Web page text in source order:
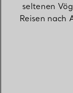
seltenen
Reisen nach